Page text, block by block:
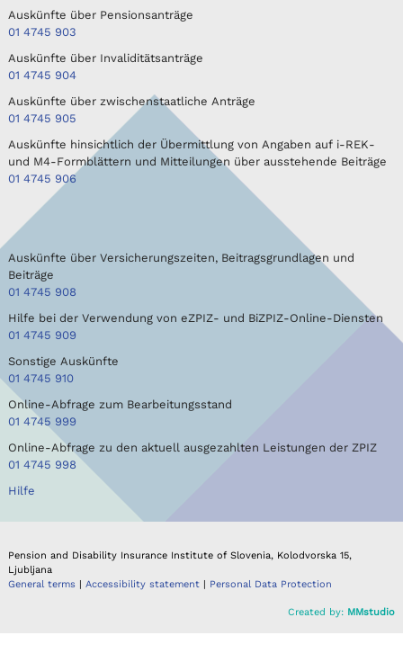
Auskünfte über Pensionsanträge
01 4745 903
Auskünfte über Invaliditätsanträge
01 4745 904
Auskünfte über zwischenstaatliche Anträge
01 4745 905
Auskünfte hinsichtlich der Übermittlung von Angaben auf i-REK-
und M4-Formblättern und Mitteilungen über ausstehende Beiträge
01 4745 906
Auskünfte über Versicherungszeiten, Beitragsgrundlagen und
Beiträge
01 4745 908
Hilfe bei der Verwendung von eZPIZ- und BiZPIZ-Online-Diensten
01 4745 909
Sonstige Auskünfte
01 4745 910
Online-Abfrage zum Bearbeitungsstand
01 4745 999
Online-Abfrage zu den aktuell ausgezahlten Leistungen der ZPIZ
01 4745 998
Hilfe
Pension and Disability Insurance Institute of Slovenia, Kolodvorska 15,
Ljubljana
General terms
Accessibility statement Personal Data Protection
Created by: MMstudio